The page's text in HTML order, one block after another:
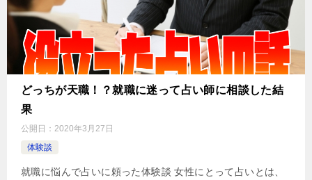
どっちが天職！？就職に迷って占い師に相談した結
果
公開日： 2020年3月27日
体験談
就職に悩んで占いに頼った体験談 女性にとって占いとは、